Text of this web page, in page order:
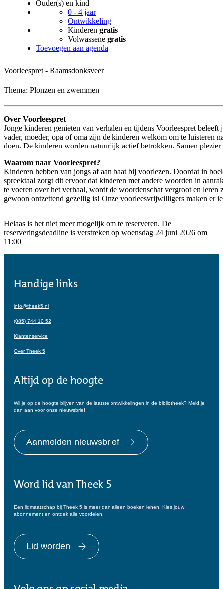
Handige links
info@theek5.nl
(085) 744 10 52
Klantenservice
Over Theek 5
Altijd op de hoogte
Wil je op de hoogte blijven van de laatste ontwikkelingen in de bibliotheek? Meld je
dan aan voor onze nieuwsbrief.
Aanmelden nieuwsbrief
Word lid van Theek 5
Een lidmaatschap bij Theek 5 is meer dan alleen boeken lenen. Kies jouw
abonnement en ontdek alle voordelen.
Lid worden